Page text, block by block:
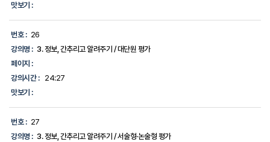
맛보기 :
번호 : 26
강의명 : 3. 정보, 간추리고 알려주기 / 대단원 평가
페이지 :
강의시간 :
24:27
맛보기 :
번호 : 27
강의명 : 3. 정보, 간추리고 알려주기 / 서술형·논술형 평가